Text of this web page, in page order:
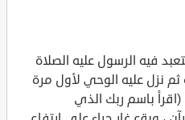
فيه الرسول عليه الصلاة
نزل عليه الوحي لأول مرة
باسم ربك الذي